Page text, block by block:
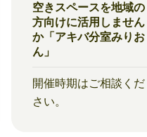
空きスペースを地域の
方向けに活用しません
か「アキバ分室みりお
ん」
開催時期はご相談くだ
さい。